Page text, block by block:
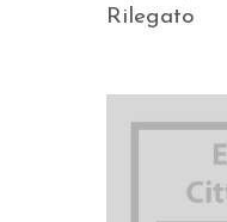
Rilegato